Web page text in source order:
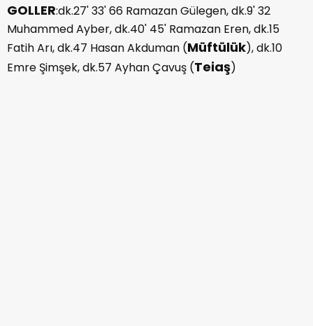
GOLLER:dk.27' 33' 66 Ramazan Gülegen, dk.9' 32
Muhammed Ayber, dk.40' 45' Ramazan Eren, dk.15
Fatih Arı, dk.47 Hasan Akduman (Müftülük), dk.10
Emre Şimşek, dk.57 Ayhan Çavuş (Teiaş)